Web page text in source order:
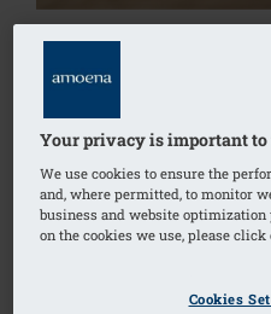
Your privacy is important to
We use cookies to ensure the
and, where permitted, to monitor
business and website
on the cookies we use, please click
Cookies